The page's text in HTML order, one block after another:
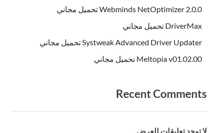
Webminds NetOptimizer 2.0.0 تحميل مجاني
DriverMax تحميل مجاني
Systweak Advanced Driver Updater تحميل مجاني
Meltopia v01.02.00 تحميل مجاني
Recent Comments
لا توجد تعليقات للعرض.